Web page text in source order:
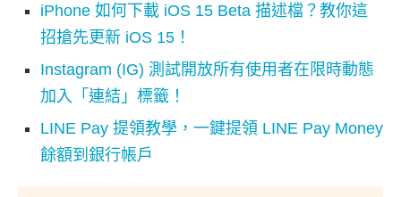
iPhone 如何下載 iOS 15 Beta 描述檔？教你這
招搶先更新 iOS 15！
Instagram (IG) 測試開放所有使用者在限時動態
加入「連結」標籤！
LINE Pay 提領教學，一鍵提領 LINE Pay Money
餘額到銀行帳戶